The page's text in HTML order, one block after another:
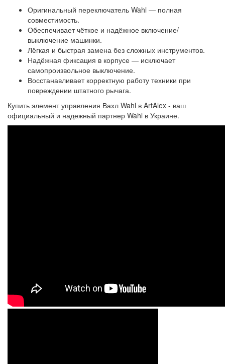
Оригинальный переключатель Wahl — полная
совместимость.
Обеспечивает чёткое и надёжное включение/
выключение машинки.
Лёгкая и быстрая замена без сложных инструментов.
Надёжная фиксация в корпусе — исключает
самопроизвольное выключение.
Восстанавливает корректную работу техники при
повреждении штатного рычага.
Купить элемент управления Вахл Wahl в ArtAlex - ваш
официальный и надежный партнер Wahl в Украине.